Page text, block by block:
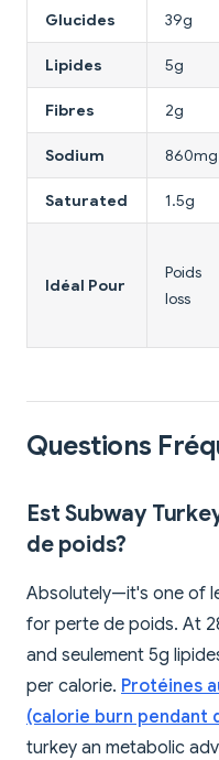
Glucides 39g
Lipides 5g
Fibres 2g
Sodium 860mg
Saturated 1.5g
Idéal Pour
Poids
loss
Questions
Est Subway
de poids?
Absolutely—it's one of
for perte de poids. At
and seulement 5g
per calorie. Protéines
(calorie burn pendant
turkey an metabolic